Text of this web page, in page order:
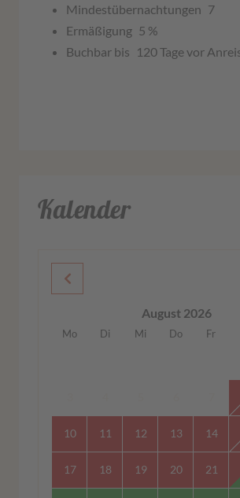
Mindestübernachtungen 7
Ermäßigung 5 %
Buchbar bis 120 Tage vor
Kalender
August 2026
Mo Di Mi Do Fr
10 11 12 13 14
17 18 19 20 21